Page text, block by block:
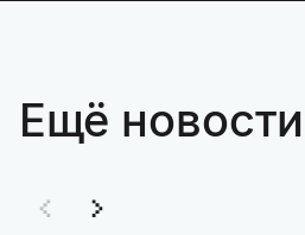
Ещё новости